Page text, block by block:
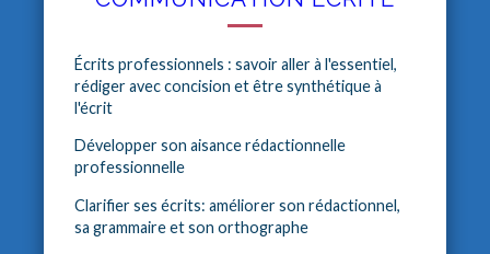
Écrits professionnels : savoir aller à l'essentiel,
rédiger avec concision et être synthétique à
l'écrit
Développer son aisance rédactionnelle
professionnelle
Clarifier ses écrits: améliorer son rédactionnel,
sa grammaire et son orthographe